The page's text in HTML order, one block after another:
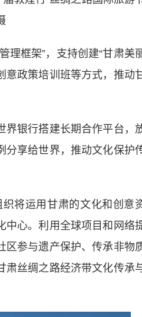
框架”，支持创建“甘肃美
意政策培训班等方式，推动
银行搭建长期合作平台，
分享给世界，推动文化保护
将运用甘肃的文化和创意
中心。利用全球项目和网络
区参与遗产保护、传承非物
肃丝绸之路经济带文化传承